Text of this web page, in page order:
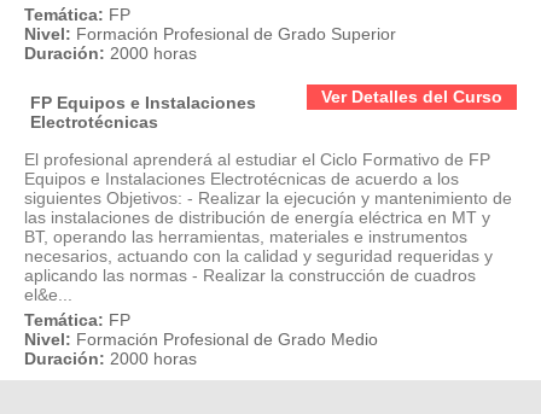
Temática: FP
Nivel: Formación Profesional de Grado Superior
Duración: 2000 horas
Ver Detalles del Curso
FP Equipos e Instalaciones
Electrotécnicas
El profesional aprenderá al estudiar el Ciclo Formativo de FP
Equipos e Instalaciones Electrotécnicas de acuerdo a los
siguientes Objetivos: - Realizar la ejecución y mantenimiento de
las instalaciones de distribución de energía eléctrica en MT y
BT, operando las herramientas, materiales e instrumentos
necesarios, actuando con la calidad y seguridad requeridas y
aplicando las normas - Realizar la construcción de cuadros
el&e...
Temática: FP
Nivel: Formación Profesional de Grado Medio
Duración: 2000 horas